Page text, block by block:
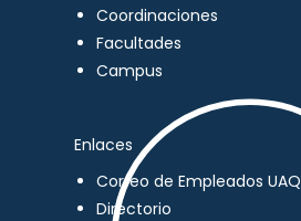
Coordinaciones
Facultades
Campus
Enlaces
Correo de Empleados UAQ
Directorio